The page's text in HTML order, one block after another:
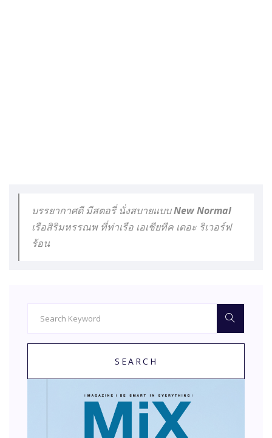
บรรยากาศดี มีสตอรี่ นั่งสบายแบบ New Normal
เรือสิริมหรรณพ ที่ท่าเรือ เอเชียทีค เดอะ ริเวอร์ฟ
ร้อน
SEARCH